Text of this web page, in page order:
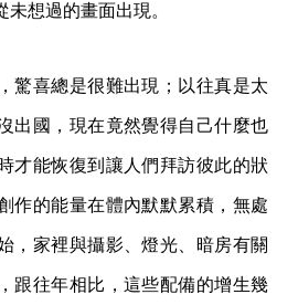
想過的畫面出現。
驚喜總是很難出現；以往真是太
出國，現在竟然覺得自己什麼也
才能恢復到讓人們拜訪彼此的狀
作的能量在體內默默累積，無處
，家裡與攝影、燈光、暗房有關
跟往年相比，這些配備的增生幾